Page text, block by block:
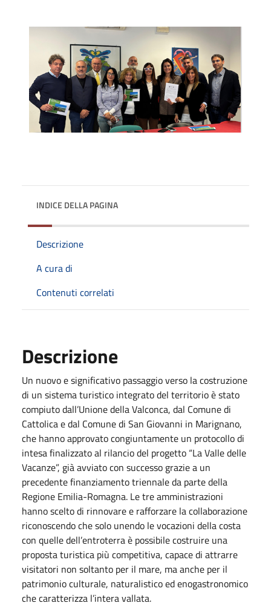
INDICE DELLA PAGINA
Descrizione
A cura di
Contenuti correlati
Descrizione
Un nuovo e significativo passaggio verso la costruzione
di un sistema turistico integrato del territorio è stato
compiuto dall’Unione della Valconca, dal Comune di
Cattolica e dal Comune di San Giovanni in Marignano,
che hanno approvato congiuntamente un protocollo di
intesa finalizzato al rilancio del progetto “La Valle delle
Vacanze”, già avviato con successo grazie a un
precedente finanziamento triennale da parte della
Regione Emilia-Romagna. Le tre amministrazioni
hanno scelto di rinnovare e rafforzare la collaborazione
riconoscendo che solo unendo le vocazioni della costa
con quelle dell’entroterra è possibile costruire una
proposta turistica più competitiva, capace di attrarre
visitatori non soltanto per il mare, ma anche per il
patrimonio culturale, naturalistico ed enogastronomico
che caratterizza l’intera vallata.